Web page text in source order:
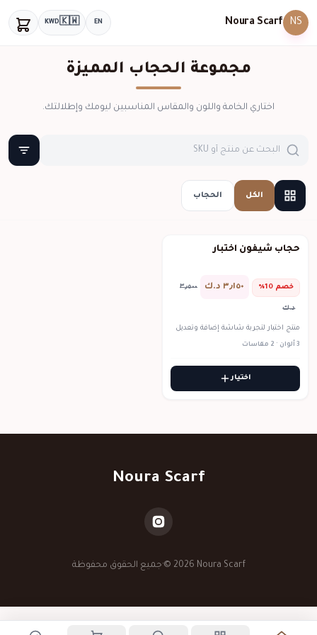
NS
Noura Scarf
EN
🇰🇼
KWD
مجموعة الحجاب المميزة
اختاري الخامة واللون والمقاس المناسبين ليومك وإطلالتك.
الكل الحجاب
حجاب شيفون اختبار
خصم 10% ٣٫١٥٠ د.ك ٣٫٥٠٠
د.ك
منتج اختبار لتجربة شاشة إضافة وتعديل
منتجات الحجاب.
3 ألوان · 2 مقاسات
اختيار
Noura Scarf
© 2026 Noura Scarf
·جميع الحقوق محفوظة